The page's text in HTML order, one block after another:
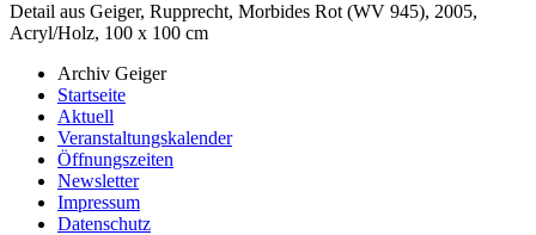
Detail aus Geiger, Rupprecht, Morbides Rot (WV 945), 2005,
Acryl/Holz, 100 x 100 cm
Archiv Geiger
Startseite
Aktuell
Veranstaltungskalender
Öffnungszeiten
Newsletter
Impressum
Datenschutz